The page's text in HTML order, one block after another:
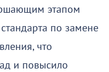
этапом
по замене
что
и повысило